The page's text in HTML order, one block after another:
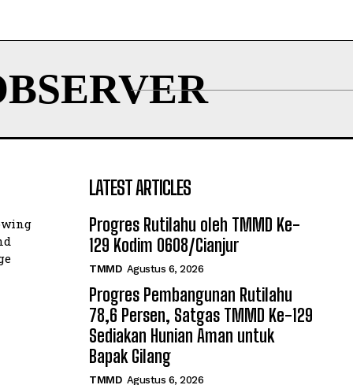
LATEST ARTICLES
Progres Rutilahu oleh TMMD Ke-
129 Kodim 0608/Cianjur
TMMD Agustus 6, 2026
Progres Pembangunan Rutilahu
78,6 Persen, Satgas TMMD Ke-129
Sediakan Hunian Aman untuk
Bapak Gilang
TMMD Agustus 6, 2026